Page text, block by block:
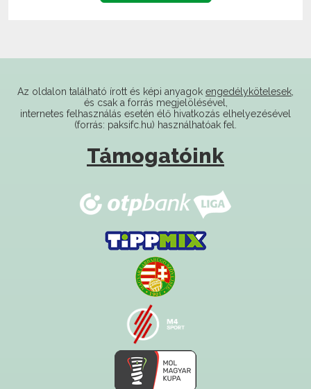
Az oldalon található írott és képi anyagok engedélykötelesek
és csak a forrás megjelölésével,
internetes felhasználás esetén élő hivatkozás elhelyezésével
(forrás: paksifc.hu) használhatóak fel.
Támogatóink